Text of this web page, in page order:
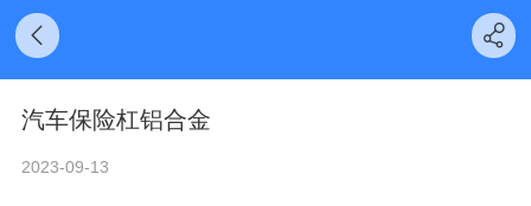
汽车保险杠铝合金
2023-09-13